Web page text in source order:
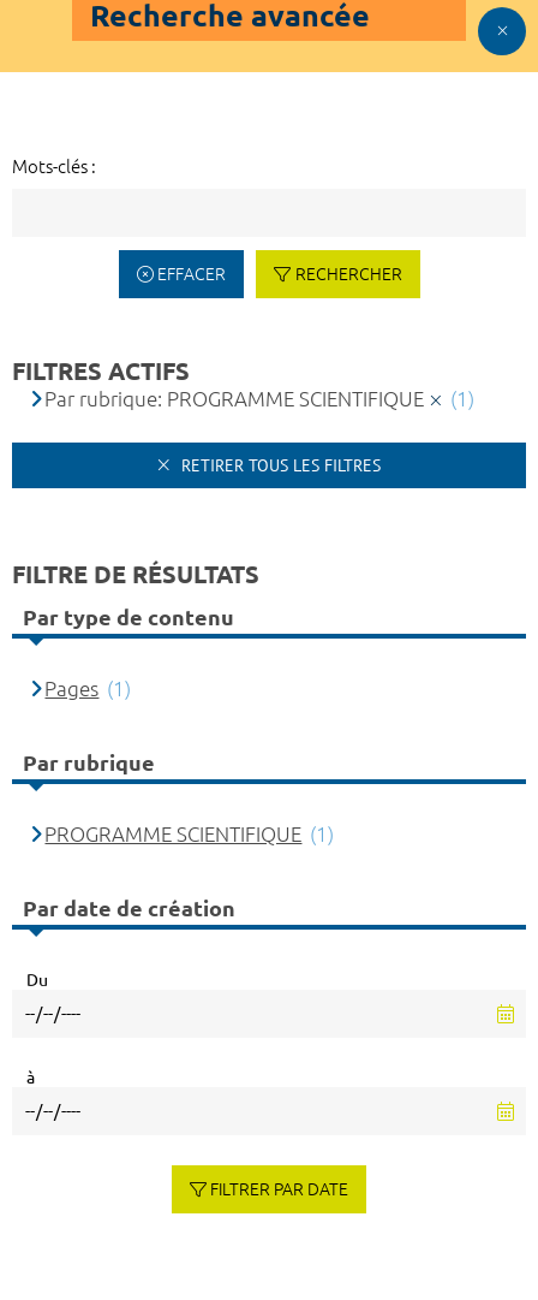
Recherche avancée
Mots-clés :
EFFACER RECHERCHER
FILTRES ACTIFS
Par rubrique: PROGRAMME SCIENTIFIQUE (1)
RETIRER TOUS LES FILTRES
FILTRE DE RÉSULTATS
Par type de contenu
Pages (1)
Par rubrique
PROGRAMME SCIENTIFIQUE (1)
Par date de création
Du
à
FILTRER PAR DATE